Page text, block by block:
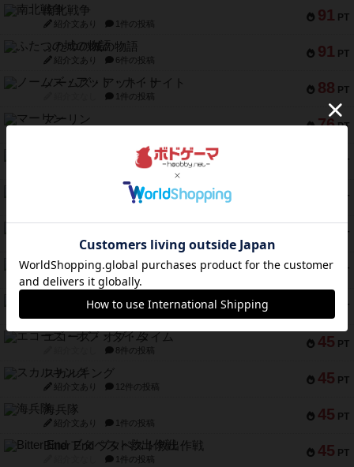
91 PT
南北戦争
紹介文あり 1件の投稿
91 PT
ふたつの城の物語
紹介文あり 6件の投稿
88 PT
ノームズ・アット・ナイト
1件の投稿
76 PT
マーリン
PT
フラットアイアン
2件の投稿
PT
トランスオリエント・エクスプレス
1件の投稿
PT
紹介文あり 1件の投稿
51 PT
キャプテン・フリップ：イスラ・ボンバ
紹介文なし 2件の投稿
PT
ガルフストライク
45 PT
エコーズ・オブ・タイム
8件の投稿
45 PT
スカルキング
紹介文あり 12件の投稿
45 PT
海兵隊
紹介文あり 1件の投稿
45 PT
Bitter End ブタペスト救出作戦
1件の投稿